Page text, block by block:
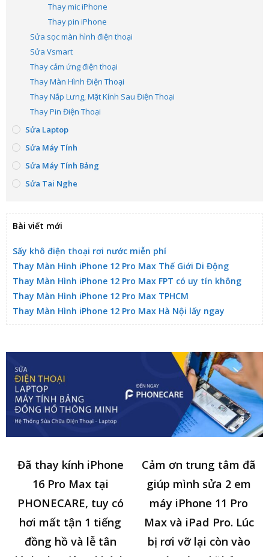
Thay mic iPhone
Thay pin iPhone
Sửa sọc màn hình điện thoại
Sửa Vsmart
Thay cảm ứng điện thoại
Thay Màn Hình Điện Thoại
Thay Nắp Lưng, Mặt Kính Sau Điện Thoại
Thay Pin Điện Thoại
Sửa Laptop
Sửa Máy Tính
Sửa Máy Tính Bảng
Sửa Tai Nghe
Bài viết mới
Sấy khô điện thoại rơi nước miễn phí
Thay Màn Hình iPhone 12 Pro Max Thế Giới Di Động
Thay Màn Hình iPhone 12 Pro Max FPT có uy tín không
Thay Màn Hình iPhone 12 Pro Max TPHCM
Thay Màn Hình iPhone 12 Pro Max Hà Nội lấy ngay
Đã thay kính iPhone
16 Pro Max tại
PHONECARE, tuy có
hơi mất tận 1 tiếng
đồng hồ và lễ tân
Cảm ơn trung tâm đã
giúp mình sửa 2 em
máy iPhone 11 Pro
Max và iPad Pro. Lúc
bị rơi vỡ lại còn vào